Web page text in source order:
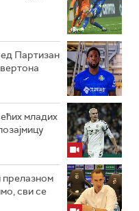
Партизан
младих
прелазном
сви се